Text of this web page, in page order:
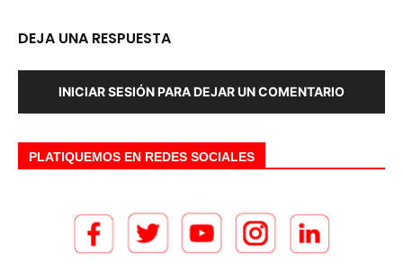
DEJA UNA RESPUESTA
INICIAR SESIÓN PARA DEJAR UN COMENTARIO
PLATIQUEMOS EN REDES SOCIALES